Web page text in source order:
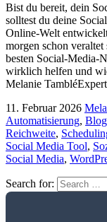
Bist du bereit, dein
solltest du deine
Online-Welt
morgen schon
besten Social-Media-
wirklich helfen und
Melanie
11. Februar 2026
Automatisierung,
Reichweite,
Social Media Tool,
Social Media,
Search for: